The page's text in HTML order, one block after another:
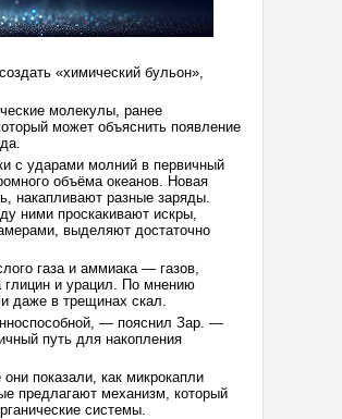
«химический бульон»,
молекулы, ранее
может объяснить появление
с ударами молний в первичный
объёма океанов. Новая
накапливают разные заряды.
ними проскакивают искры,
выделяют достаточно
газа и аммиака — газов,
глицин и урацил. По мнению
даже в трещинах скал.
— пояснил Зар. —
путь для накопления
показали, как микрокапли
предлагают механизм, который
системы.